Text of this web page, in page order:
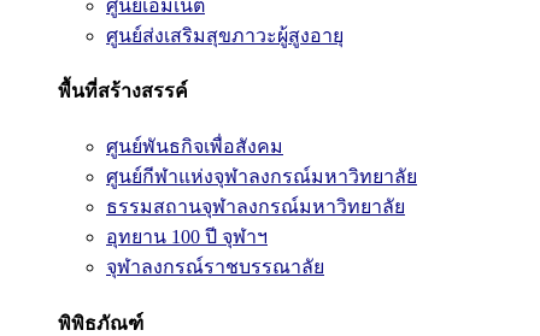
ศูนย์เอ็มเน็ต
ศูนย์ส่งเสริมสุขภาวะผู้สูงอายุ
พื้นที่สร้างสรรค์
ศูนย์พันธกิจเพื่อสังคม
ศูนย์กีฬาแห่งจุฬาลงกรณ์มหาวิทยาลัย
ธรรมสถานจุฬาลงกรณ์มหาวิทยาลัย
อุทยาน 100 ปี จุฬาฯ
จุฬาลงกรณ์ราชบรรณาลัย
พิพิธภัณฑ์